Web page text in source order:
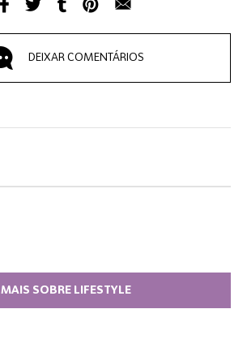
DEIXAR COMENTÁRIOS
MAIS SOBRE LIFESTYLE